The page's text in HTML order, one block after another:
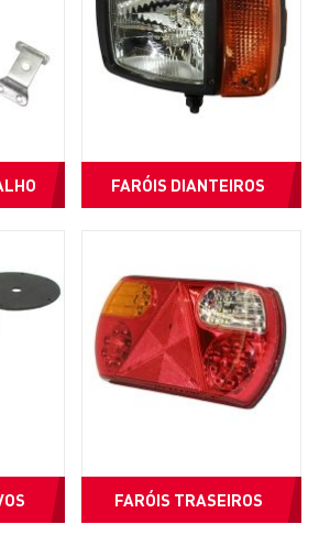
FARÓIS DIANTEIROS
FARÓIS TRASEIROS